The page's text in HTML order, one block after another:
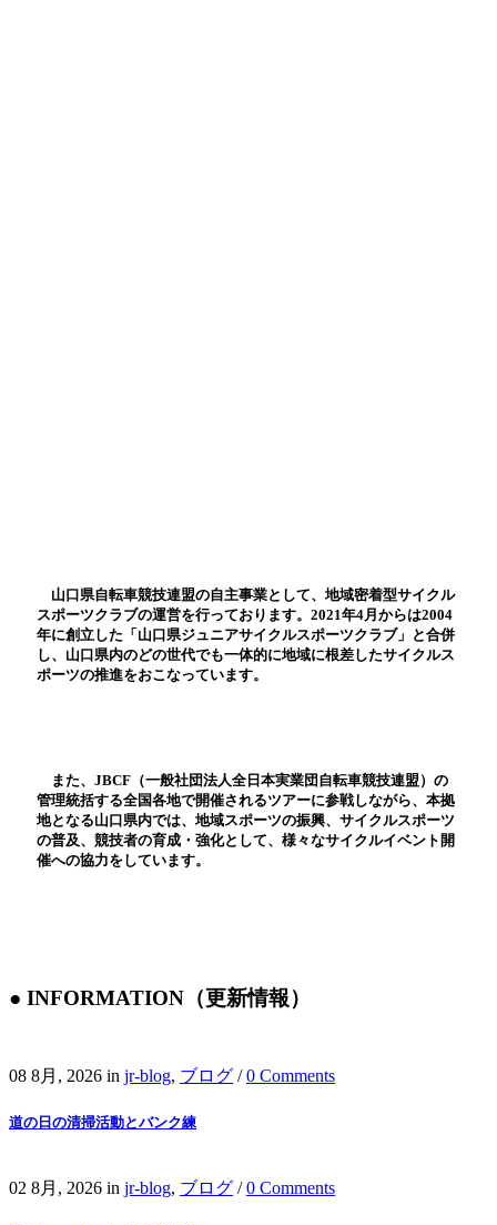
山口県自転車競技連盟の自主事業として、地域密着型サイクル
スポーツクラブの運営を行っております。2021年4月からは2004
年に創立した「山口県ジュニアサイクルスポーツクラブ」と合併
し、山口県内のどの世代でも一体的に地域に根差したサイクルス
ポーツの推進をおこなっています。
また、JBCF（一般社団法人全日本実業団自転車競技連盟）の
管理統括する全国各地で開催されるツアーに参戦しながら、本拠
地となる山口県内では、地域スポーツの振興、サイクルスポーツ
の普及、競技者の育成・強化として、様々なサイクルイベント開
催への協力をしています。
● INFORMATION（更新情報）
08 8月, 2026 in jr-blog, ブログ /0 Comments
道の日の清掃活動とバンク練
02 8月, 2026 in jr-blog, ブログ /0 Comments